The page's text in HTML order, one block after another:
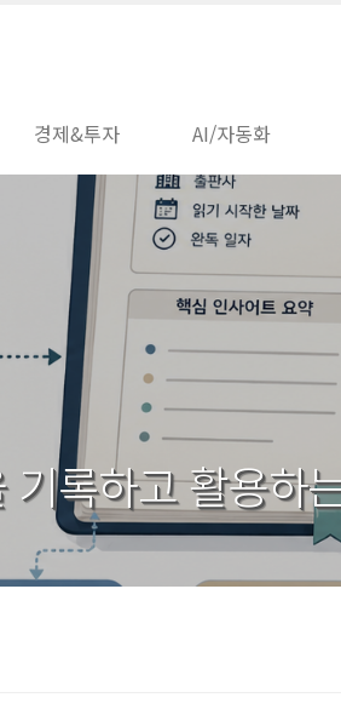
경제&투자 AI/자동화
기록하고 활용하